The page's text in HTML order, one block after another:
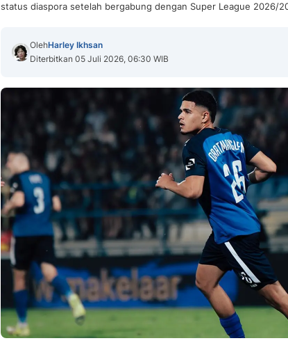
status diaspora setelah bergabung dengan Super League 2026/
OlehHarley Ikhsan
Diterbitkan 05 Juli 2026, 06:30 WIB